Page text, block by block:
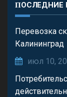
Перевозка
Калининград
июл 10,